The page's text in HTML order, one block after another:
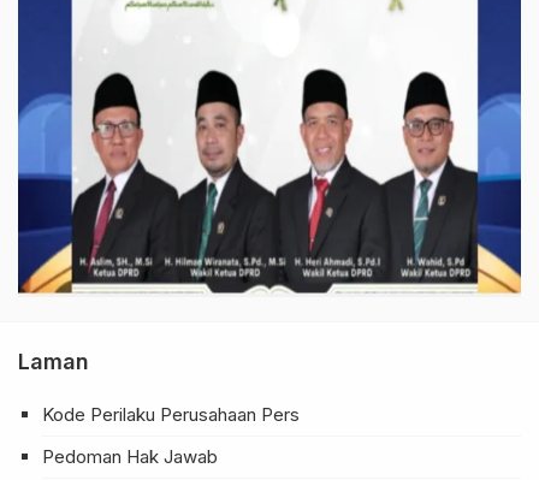
Laman
Kode Perilaku Perusahaan Pers
Pedoman Hak Jawab